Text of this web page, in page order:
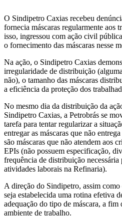
O Sindipetro Caxias recebeu
fornecia máscaras regularmente aos
isso, ingressou com ação civil
o fornecimento das máscaras nesse
Na ação, o Sindipetro Caxias
irregularidade de distribuição
não), o tamanho das máscaras
a eficiência da proteção dos
No mesmo dia da distribuição da
Sindipetro Caxias, a Petrobrás se
tarefa para tentar regularizar a
entregar as máscaras que não
são máscaras que não atendem aos
EPIs (não possuem especificação,
frequência de distribuição necessária
atividades laborais na Refinaria).
A direção do Sindipetro, assim
seja estabelecida uma rotina efetiva
adequação do tipo de máscara, a fim
ambiente de trabalho.